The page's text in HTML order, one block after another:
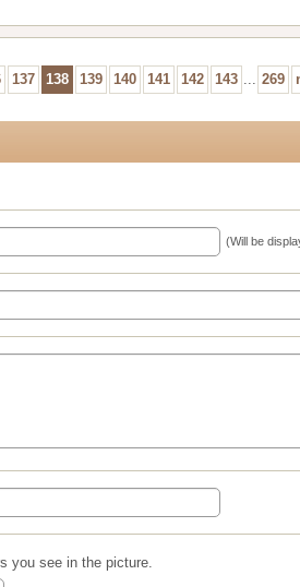
137 138 139 140 141 142 143 ... 269
(Will be
you see in the picture.